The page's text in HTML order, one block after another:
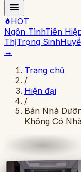
HOT
Ngôn TìnhTiên
ThịTrọng Sinh
→
Trang chủ
/
Hiện đại
/
Bán Nhà
Không Có